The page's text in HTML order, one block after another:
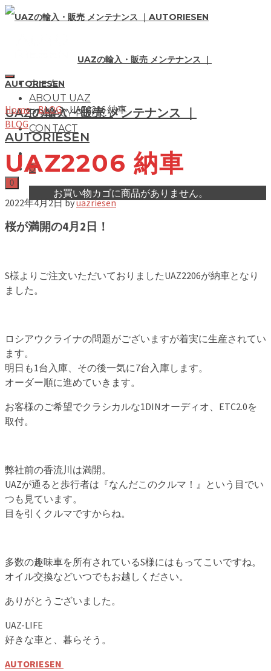
UAZの輸入・販売 メンテナンス ｜
AUTORIESEN
ホーム
ABOUT UAZ
PRIVACY POLICY
CONTACT
0
お買い物カゴに商品がありません。
UAZの輸入・販売 メンテナンス ｜
AUTORIESEN
0
Home»BLOG» UAZ2206 納車
BLOG
UAZ2206 納車
2022年4月2日byuazriesen
桜が満開の4月2日！
S様よりご注文いただいておりましたUAZ2206が納車となり
ました。
ロシアウクライナの問題がございますが着実に生産されてい
ます。
明日も1台入庫、その後一気に7台入庫します。
オーダー順に進めていきます。
お客様のご希望でクラシカルな1DINオーディオ、ETC2.0を
取付。
弊社前の香流川は満開。
UAZが通ると歩行者は『なんだこのクルマ！』という目でい
つも見ています。
目を引くクルマですからね。
多数の趣味車を所有されているS様にはもってこいですね。
オイル交換などいつでもお越しください。
ありがとうございました。
UAZ-LIFE
好きな車と、暮らそう。
AUTORIESEN